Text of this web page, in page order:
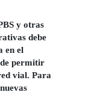
y otras
debe
en el
de permitir
vial. Para